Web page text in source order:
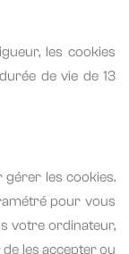
les cookies
de vie de 13
les cookies.
pour vous
votre ordinateur,
les accepter ou